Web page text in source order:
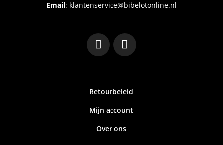
Email: klantenservice@bibelotonline.nl
Retourbeleid
Mijn account
Over ons